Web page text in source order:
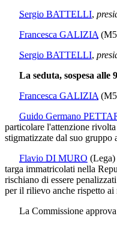
Sergio BATTELLI,
Francesca GALIZIA
Sergio BATTELLI,
La seduta, sospesa alle
Francesca GALIZIA
Guido Germano
particolare l'attenzione
stigmatizzate dal suo
Flavio DI MURO (Lega)
targa immatricolati nella
rischiano di essere
per il rilievo anche rispetto
La Commissione approva